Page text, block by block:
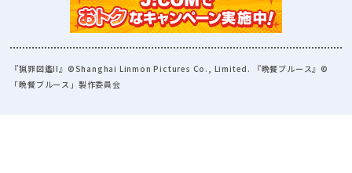
『猟罪図鑑II』©Shanghai Linmon Pictures Co., Limited. 『晩餐ブルース』©
「晩餐ブルース」製作委員会